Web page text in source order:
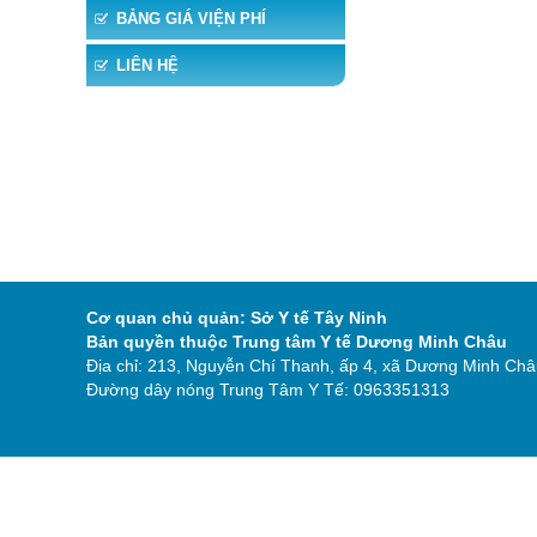
BẢNG GIÁ VIỆN PHÍ
LIÊN HỆ
Cơ quan chủ quản: Sở Y tế Tây Ninh
Bản quyền thuộc Trung tâm Y tế Dương Minh Châu
Địa chỉ: 213, Nguyễn Chí Thanh, ấp 4, xã Dương Minh
Đường dây nóng Trung Tâm Y Tế: 0963351313